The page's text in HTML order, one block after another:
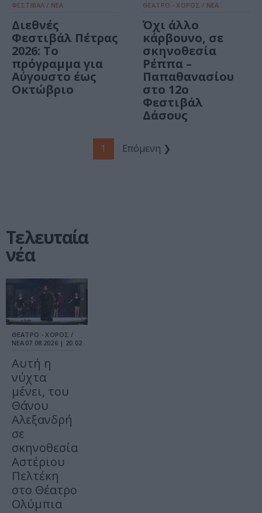
ΦΕΣΤΙΒΑΛ / ΝΕΑ
Διεθνές
Φεστιβάλ Πέτρας
2026: Το
πρόγραμμα για
Αύγουστο έως
Οκτώβριο
ΘΕΑΤΡΟ - ΧΟΡΟΣ / ΝΕΑ
Όχι άλλο
κάρβουνο, σε
σκηνοθεσία
Ρέππα –
Παπαθανασίου
στο 12ο
Φεστιβάλ
Δάσους
1 Επόμενη ❯
Τελευταία
νέα
ΘΕΑΤΡΟ - ΧΟΡΟΣ /
ΝΕΑ 07.08.2026 | 20.02
Αυτή η
νύχτα
μένει, του
Θάνου
Αλεξανδρή
σε
σκηνοθεσία
Αστέριου
Πελτέκη
στο Θέατρο
Ολύμπια